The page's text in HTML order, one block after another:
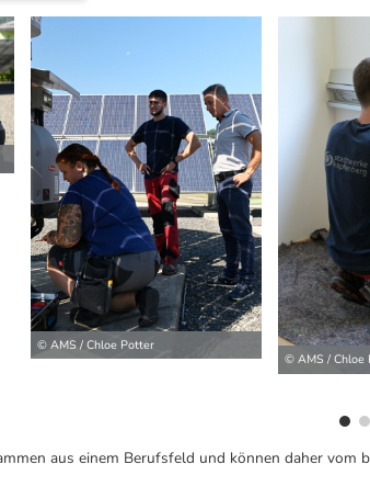
© AMS / Chloe Potter
© AMS / Chloe
Bilder
aus einem Berufsfeld und können daher vom